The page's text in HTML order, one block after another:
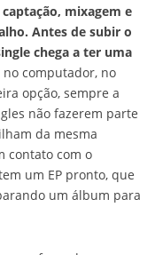
mixagem e
Antes de subir o
chega a ter uma
no computador, no
opção, sempre a
não fazerem parte
da mesma
contato com o
um EP pronto, que
um álbum para